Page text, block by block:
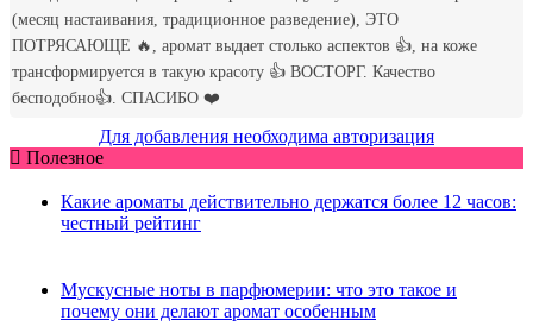
Для добавления необходима авторизация
Полезное
Какие ароматы действительно держатся более 12 часов:
честный рейтинг
Мускусные ноты в парфюмерии: что это такое и
почему они делают аромат особенным